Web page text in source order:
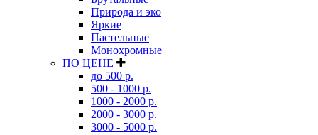
Природа и эко
Яркие
Пастельные
Монохромные
ПО ЦЕНЕ
до 500 р.
500 - 1000 р.
1000 - 2000 р.
2000 - 3000 р.
3000 - 5000 р.